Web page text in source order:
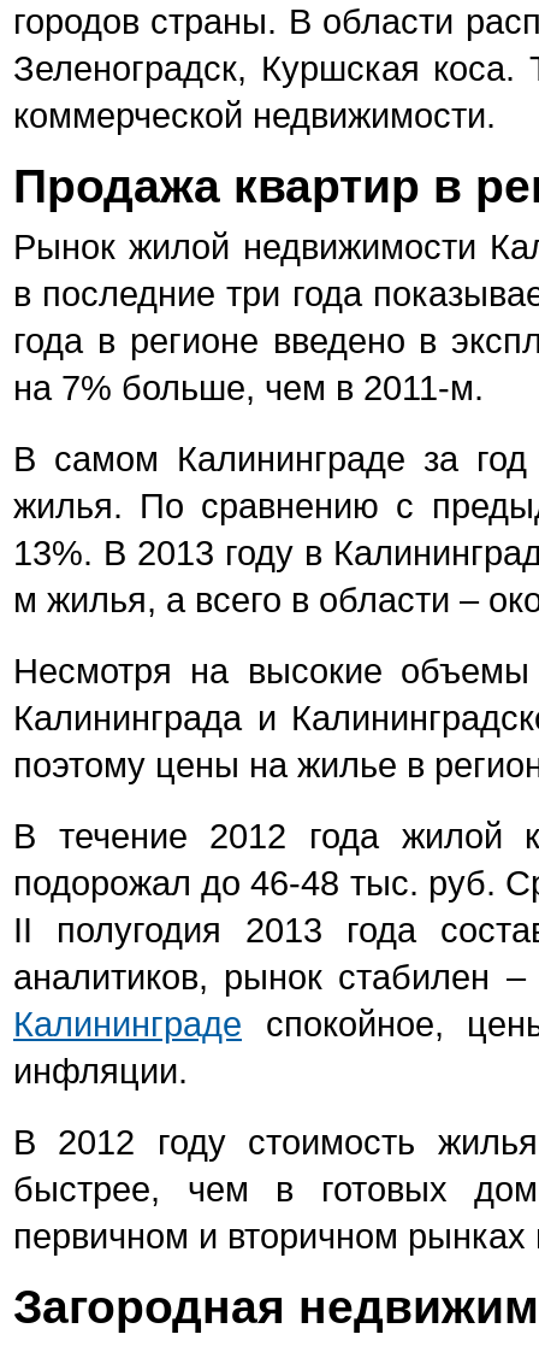
городов страны. В области
Зеленоградск, Куршская коса.
коммерческой недвижимости.
Продажа квартир в
Рынок жилой недвижимости
в последние три года
года в регионе введено в
на 7% больше, чем в 2011-м.
В самом Калининграде за
жилья. По сравнению с
13%. В 2013 году в
м жилья, а всего в области –
Несмотря на высокие
Калининграда и
поэтому цены на жилье в
В течение 2012 года жилой
подорожал до 46-48 тыс. руб.
II полугодия 2013 года
аналитиков, рынок стабилен
Калининграде спокойное,
инфляции.
В 2012 году стоимость
быстрее, чем в готовых
первичном и вторичном
Загородная